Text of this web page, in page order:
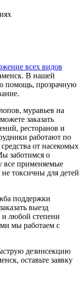
всех видов
В нашей
помощь, прозрачную
муравьев на
заказать
ресторанов и
работают по
от насекомых
заботимся о
все применяемые
токсичны для детей
поддержки
выезд
любой степени
мы работаем с
дезинсекцию
оставьте заявку